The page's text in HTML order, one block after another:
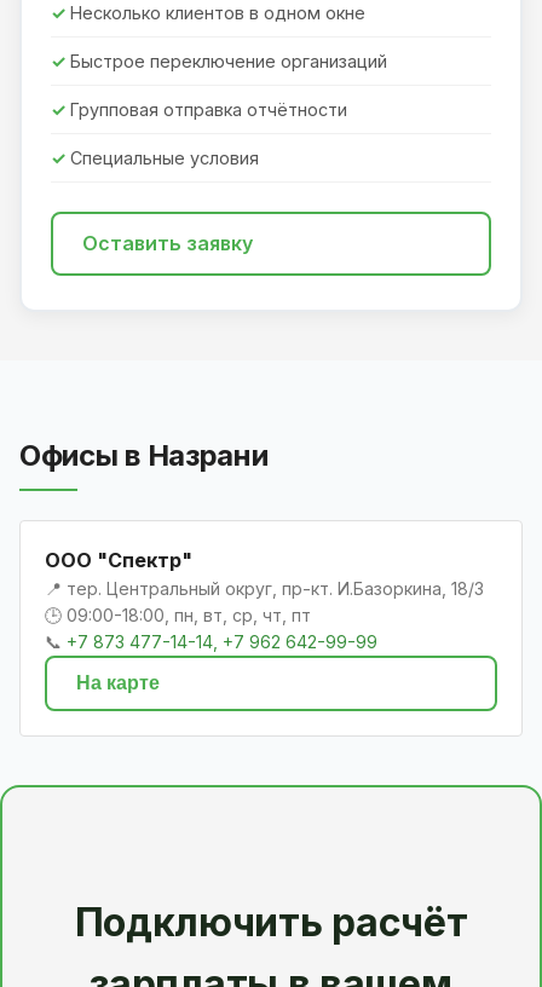
Несколько клиентов в одном окне
Быстрое переключение организаций
Групповая отправка отчётности
Специальные условия
Оставить заявку
Офисы в Назрани
ООО "Спектр"
📍 тер. Центральный округ, пр-кт. И.Базоркина, 18/3
🕒 09:00-18:00, пн, вт, ср, чт, пт
📞 +7 873 477-14-14, +7 962 642-99-99
На карте
Подключить расчёт